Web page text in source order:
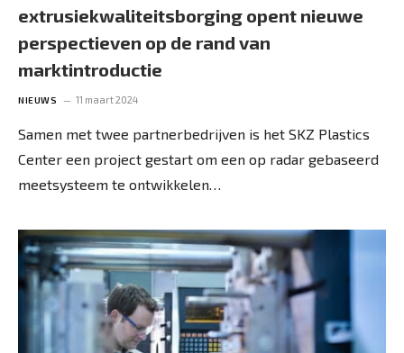
extrusiekwaliteitsborging opent nieuwe
perspectieven op de rand van
marktintroductie
NIEUWS 11 maart 2024
Samen met twee partnerbedrijven is het SKZ Plastics
Center een project gestart om een op radar gebaseerd
meetsysteem te ontwikkelen…